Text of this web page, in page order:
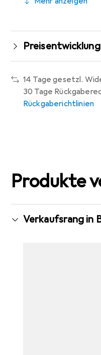
Preisentwicklung
14 Tage gesetzl.
30 Tage
Rückgaberichtlinien
Produkte
Verkaufsrang in